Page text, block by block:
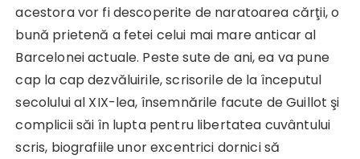
acestora vor fi descoperite de naratoarea cărţii, o
bună prietenă a fetei celui mai mare anticar al
Barcelonei actuale. Peste sute de ani, ea va pune
cap la cap dezvăluirile, scrisorile de la începutul
secolului al XIX-lea, însemnările facute de Guillot şi
complicii săi în lupta pentru libertatea cuvântului
scris, biografiile unor excentrici dornici să